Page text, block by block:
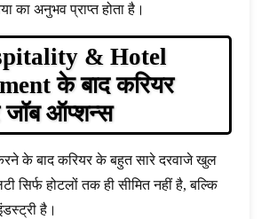
का अनुभव प्राप्त होता है।
& Hotel
के बाद करियर
ऑप्शन्स
के बाद करियर के बहुत सारे दरवाजे खुल
सिर्फ होटलों तक ही सीमित नहीं है, बल्कि
है।